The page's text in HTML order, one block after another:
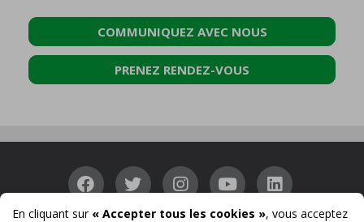
En cliquant sur « Accepter tous les cookies », vous acceptez
COMMUNIQUEZ AVEC NOUS
PRENEZ RENDEZ-VOUS